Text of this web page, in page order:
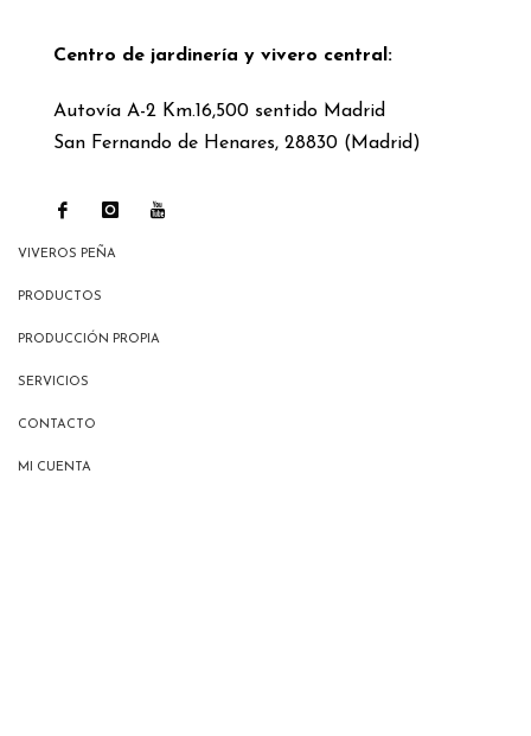
Centro de jardinería y vivero central:
Autovía A-2 Km.16,500 sentido Madrid
San Fernando de Henares, 28830 (Madrid)
VIVEROS PEÑA
PRODUCTOS
PRODUCCIÓN PROPIA
SERVICIOS
CONTACTO
MI CUENTA